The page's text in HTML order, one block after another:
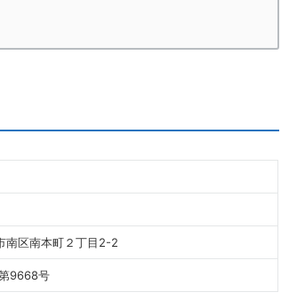
南区南本町２丁目2-2
9668号